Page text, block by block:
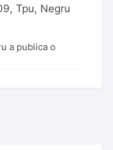
Tpu, Negru
a publica o